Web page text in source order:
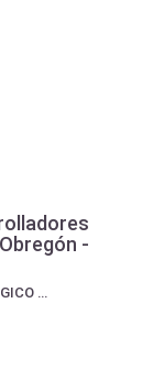
-
ITC - INSTITUTO TECNOLOGICO DE LA CONSTRUCCION